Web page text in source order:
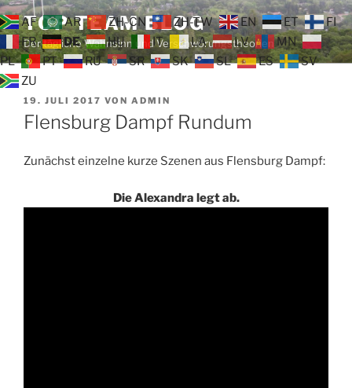
Zum
Inhalt
springen
TOP TEAM BLOG
Der tägliche Wahnsinn und Verschwörungstheorien
VERÖFFENTLICHT
AM
19. JULI 2017 VON ADMIN
Flensburg Dampf Rundum
Zunächst einzelne kurze Szenen aus Flensburg Dampf:
Die Alexandra legt ab.
AF AR ZH-CN ZH-TW EN ET
FI
FR
DE HU IT LA LV
MN
PL
PT RU SR SK SL ES
SV
ZU